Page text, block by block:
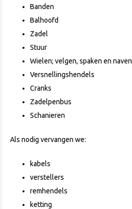
Banden
Balhoofd
Zadel
Stuur
Wielen; velgen, spaken en naven
Versnellingshendels
Cranks
Zadelpenbus
Schanieren
Als nodig vervangen we:
kabels
verstellers
remhendels
ketting